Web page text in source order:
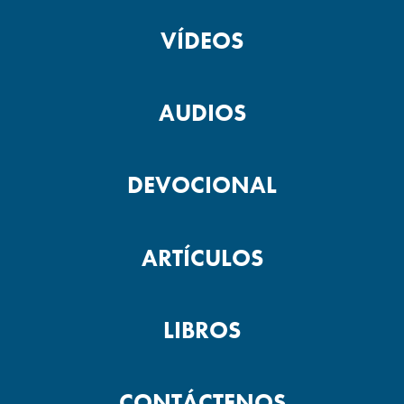
VÍDEOS
AUDIOS
DEVOCIONAL
ARTÍCULOS
LIBROS